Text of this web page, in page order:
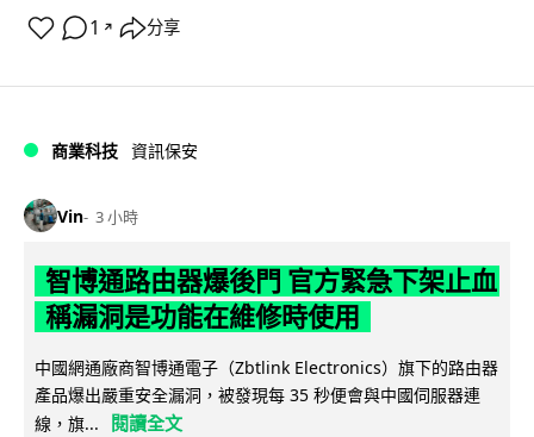
1 ↗ 分享
商業科技 資訊保安
Vin 3 小時
智博通路由器爆後門 官方緊急下架止血
稱漏洞是功能在維修時使用
中國網通廠商智博通電子（Zbtlink Electronics）旗下的路由器
產品爆出嚴重安全漏洞，被發現每 35 秒便會與中國伺服器連
線，旗...
閱讀全文